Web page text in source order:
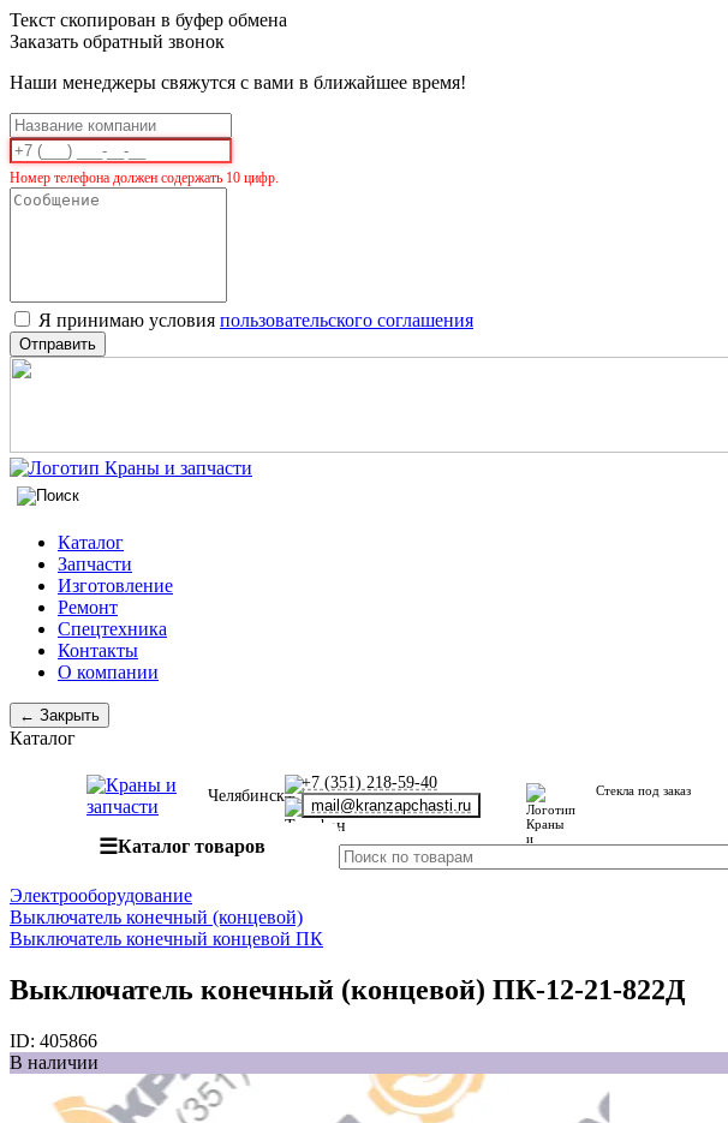
Текст скопирован в буфер обмена
Заказать обратный звонок
Наши менеджеры свяжутся с вами в ближайшее время!
Номер телефона должен содержать 10 цифр.
Я принимаю условия пользовательского соглашения
Отправить
Каталог
Запчасти
Изготовление
Ремонт
Спецтехника
Контакты
О компании
← Закрыть
Каталог
Челябинск
+7 (351) 218-59-40
mail@kranzapchasti.ru
Стекла под заказ
☰Каталог товаров
Электрооборудование
Выключатель конечный (концевой)
Выключатель конечный концевой ПК
Выключатель конечный (концевой) ПК-12-21-822Д
ID: 405866
В наличии